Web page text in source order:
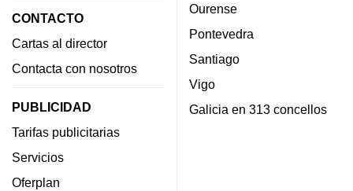
CONTACTO
Cartas al director
Contacta con nosotros
PUBLICIDAD
Tarifas publicitarias
Servicios
Oferplan
Ourense
Pontevedra
Santiago
Vigo
Galicia en 313 concellos